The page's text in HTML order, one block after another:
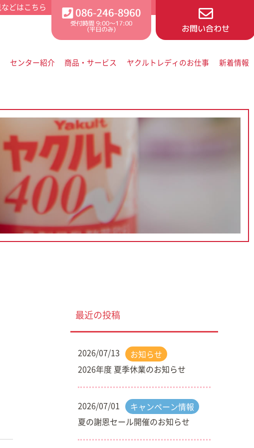
センター紹介 商品・サービス ヤクルトレディのお仕事 新着情報
最近の投稿
2026/07/13
お知らせ
2026年度 夏季休業のお知らせ
2026/07/01
キャンペーン情報
夏の謝恩セール開催のお知らせ